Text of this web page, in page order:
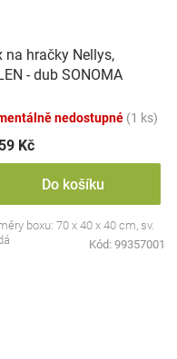
na hračky Nellys,
- dub SONOMA
nedostupné (1 ks)
Kč
Do košíku
boxu: 70 x 40 x 40 cm, sv.
Kód: 99357001